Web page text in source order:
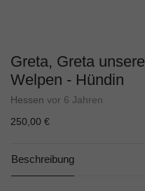
Greta, Greta
Welpen - Hündin
Hessen vor 6 Jahren
250,00 €
Beschreibung